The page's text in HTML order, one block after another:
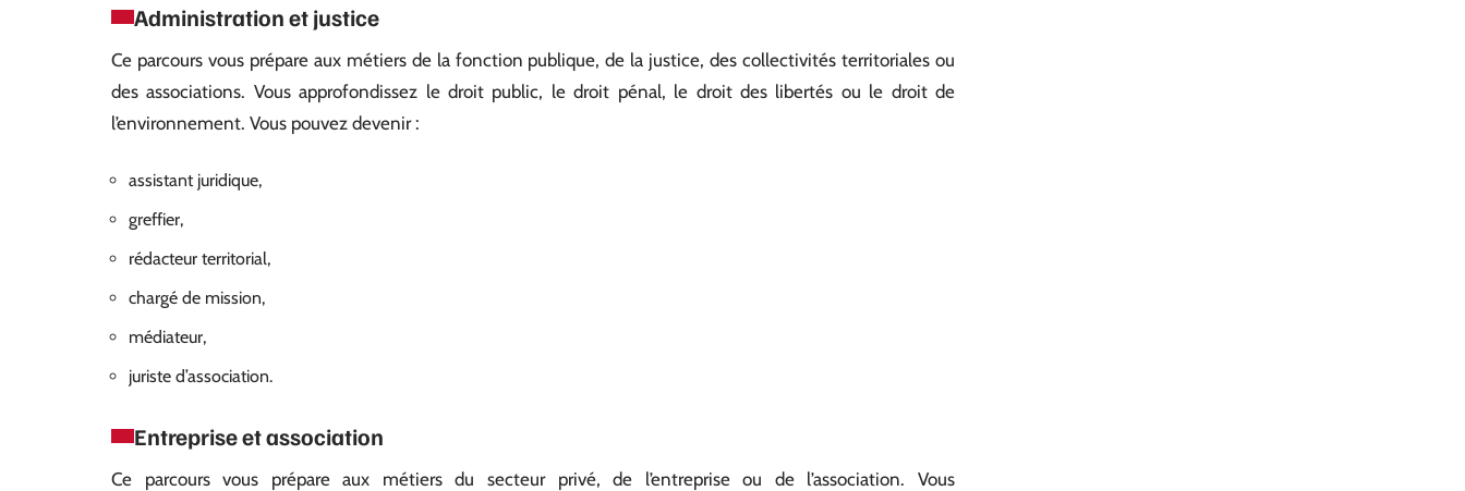
Administration et justice
Ce parcours vous prépare aux métiers de la fonction publique, de la justice, des collectivités territoriales ou
des associations. Vous approfondissez le droit public, le droit pénal, le droit des libertés ou le droit de
l’environnement. Vous pouvez devenir :
assistant juridique,
greffier,
rédacteur territorial,
chargé de mission,
médiateur,
juriste d’association.
Entreprise et association
Ce parcours vous prépare aux métiers du secteur privé, de l’entreprise ou de l’association. Vous